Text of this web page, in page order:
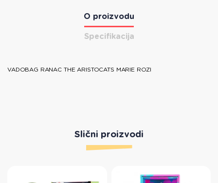
O proizvodu
Specifikacija
VADOBAG RANAC THE ARISTOCATS MARIE ROZI
Slični proizvodi